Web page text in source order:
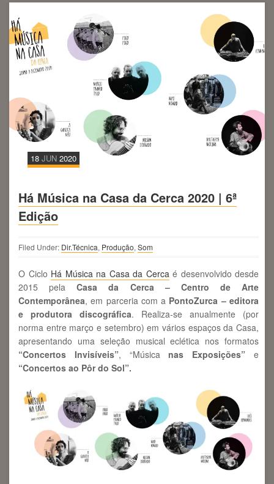
18 JUN 2020
Há Música na Casa da Cerca 2020 | 6ª
Edição
Filed Under: Dir.Técnica, Produção,Som
O Ciclo Há Música na Casa da Cercaé desenvolvido desde
2015 pelaCasa da Cerca – Centro de Arte
Contemporânea, em parceria com a PontoZurca – editora
e produtora discográfica. Realiza-se anualmente (por
norma entre março e setembro) em vários espaços da Casa,
apresentando uma seleção musical eclética nos formatos
“Concertos Invisíveis”, “Música nas Exposições” e
“Concertos ao Pôr do Sol”.